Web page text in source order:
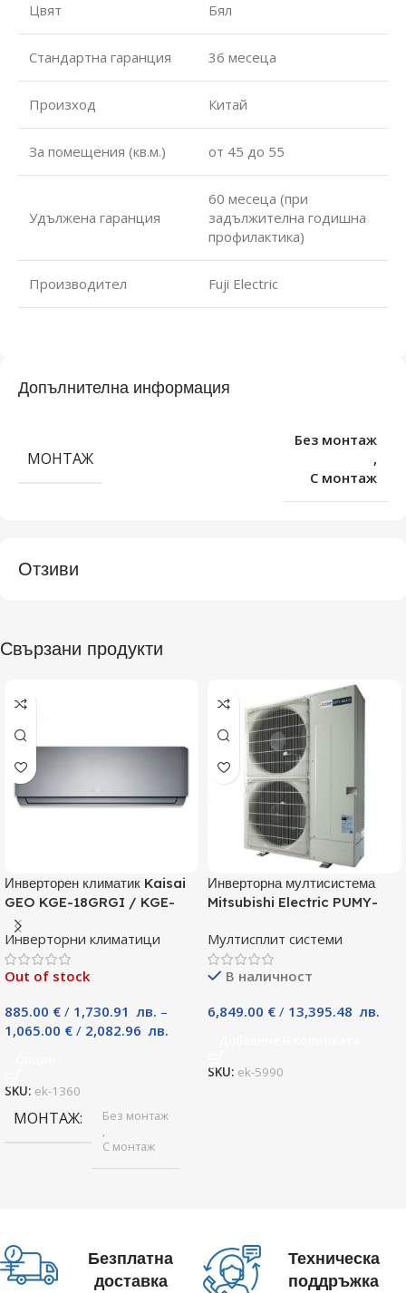
Цвят Бял
Стандартна гаранция 36 месеца
Произход Китай
За помещения (кв.м.) от 45 до 55
Удължена гаранция
60 месеца (при
задължителна годишна
профилактика)
Производител Fuji Electric
Допълнителна информация
МОНТАЖ
Без монтаж
,
С монтаж
Отзиви
Свързани продукти
Инверторен климатик Kaisai
GEO KGE-18GRGI / KGE-
18GRGO, 18000 BTU, Клас
A++
Инверторни климатици
Out of stock
885.00 € / 1,730.91 лв. –
1,065.00 € / 2,082.96 лв.
SKU: ek-1360
МОНТАЖ
Без монтаж
,
С монтаж
Инверторна мултисистема
Mitsubishi Electric PUMY-
Мултисплит системи
В наличност
6,849.00 € / 13,395.48 лв.
SKU: ek-5990
Безплатна
доставка
Техническа
поддръжка